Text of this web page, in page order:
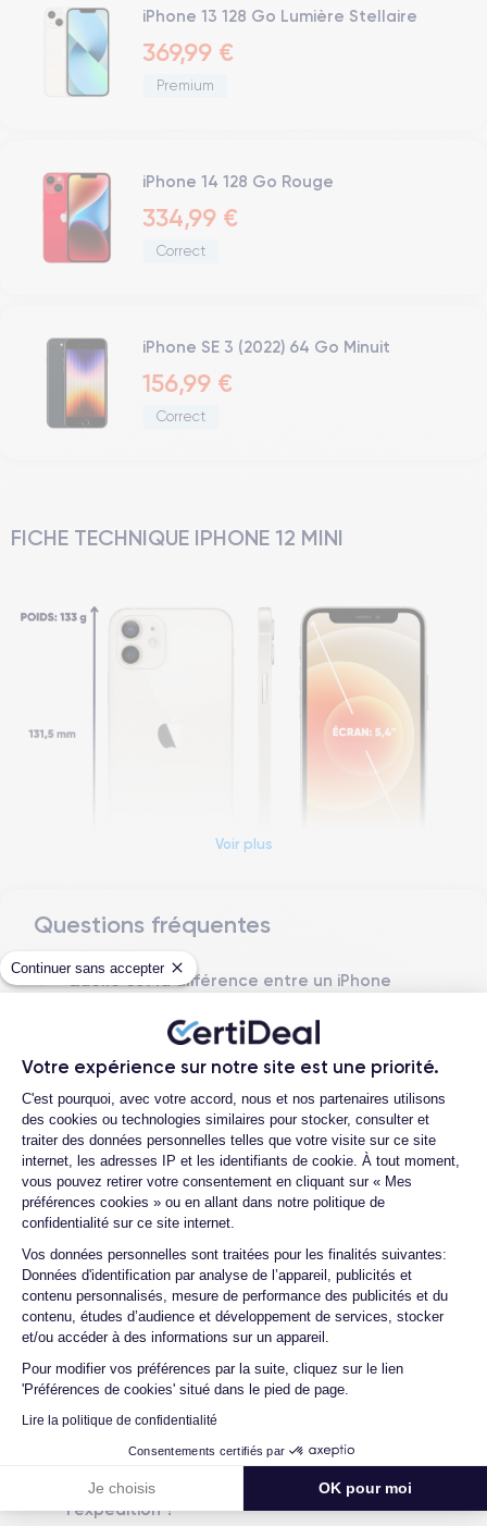
Continuer sans accepter
Votre expérience sur notre site est une priorité.
Plateforme de Gestion du
C'est pourquoi, avec votre accord, nous et nos partenaires utilisons
des cookies ou technologies similaires pour stocker, consulter et
traiter des données personnelles telles que votre visite sur ce site
internet, les adresses IP et les identifiants de cookie. À tout moment,
vous pouvez retirer votre consentement en cliquant sur « Mes
préférences cookies » ou en allant dans notre politique de
confidentialité sur ce site internet.
Vos données personnelles sont traitées pour les finalités suivantes:
Données d'identification par analyse de l’appareil, publicités et
contenu personnalisés, mesure de performance des publicités et du
contenu, études d’audience et développement de services, stocker
et/ou accéder à des informations sur un appareil.
Pour modifier vos préférences par la suite, cliquez sur le lien
'Préférences de cookies' situé dans le pied de page.
Lire la politique de confidentialité
Consentements certifiés par
Je choisis OK pour moi
Axeptio consent
iPhone 13 128 Go Lumière Stellaire
369,99 €
Premium
iPhone 14 128 Go Rouge
334,99 €
Correct
iPhone SE 3 (2022) 64 Go Minuit
156,99 €
Correct
FICHE TECHNIQUE IPHONE 12 MINI
Dimensions et poids iPhone 12 Mini
iOS (iOS 26)
Dimensions
131.5×64.2×7.4 mm
Poids
133 g
Écran
OLED 5.4 pouces
Résolution écran
2340 x 1080 pixels
RAM
4 GO
Mémoire interne
Nom de la puce
Apple A14 Bionic
Nombre de cœurs
6
Nom GPU
GPU 4 cœurs
Fréq. processeur
2.65 GHz
Caméra
Résolution vidéo Recharge rapide
Voir plus
Questions fréquentes
Quelle est la différence entre un iPhone
reconditionné ?
Quelle est la durée de vie d'un iPhone 12
Mini reconditionné ?
Proposez-vous une assurance en cas de
casse due à des chocs ou à des chutes ?
Quelles sont les options disponibles sur
les batteries ?
Quels sont les accessoires inclus dans la
commande ?
Quelles garanties offrez-vous sur vos
produits ?
Quels sont vos modes de paiement ?
Est-il possible de payer l'iPhone 12 Mini en
plusieurs fois ?
Que se passe-t-il après avoir passé
commande ?
Quelle société utilisez-vous pour
l'expédition ?